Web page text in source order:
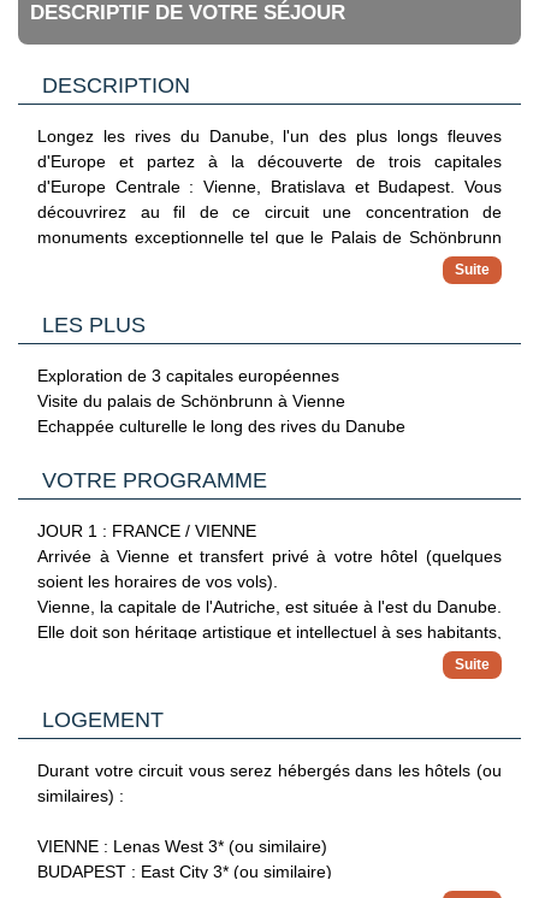
DESCRIPTIF DE VOTRE SÉJOUR
DESCRIPTION
Longez les rives du Danube, l'un des plus longs fleuves
d'Europe et partez à la découverte de trois capitales
d'Europe Centrale : Vienne, Bratislava et Budapest. Vous
découvrirez au fil de ce circuit une concentration de
monuments exceptionnelle tel que le Palais de Schönbrunn
à Vienne. Vous ferez également une visite guidée lors de
votre halte au coeur de la capitale slovaque : Bratislava.
hongrois lors de votre arrivée à Budapest avec notamment
Basilique Saint-Etienne le quatrième jour.
LES PLUS
Exploration de 3 capitales européennes
Visite du palais de Schönbrunn à Vienne
Echappée culturelle le long des rives du Danube
VOTRE PROGRAMME
JOUR 1 : FRANCE / VIENNE
Arrivée à Vienne et transfert privé à votre hôtel (quelques
soient les horaires de vos vols).
Vienne, la capitale de l'Autriche, est située à l'est du Danube.
Elle doit son héritage artistique et intellectuel à ses habitants,
dont Mozart, Beethoven et Sigmund Freud. La ville est
également réputée pour ses palais impériaux, dont le
Dans le Muséum Quartier, des bâtiments historiques et
Journée libre (selon les horaires de vols).
LOGEMENT
Durant votre circuit vous serez hébergés dans les hôtels (ou
similaires) :
VIENNE : Lenas West 3* (ou similaire)
BUDAPEST : East City 3* (ou similaire)